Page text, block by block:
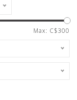
Max: C$300